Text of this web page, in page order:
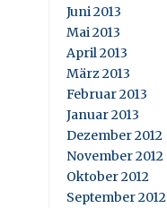
Juni 2013
Mai 2013
April 2013
März 2013
Februar 2013
Januar 2013
Dezember 2012
November 2012
Oktober 2012
September 2012